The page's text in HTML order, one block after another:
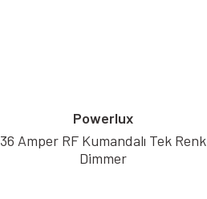
Powerlux
36 Amper RF Kumandalı Tek Renk
Dimmer